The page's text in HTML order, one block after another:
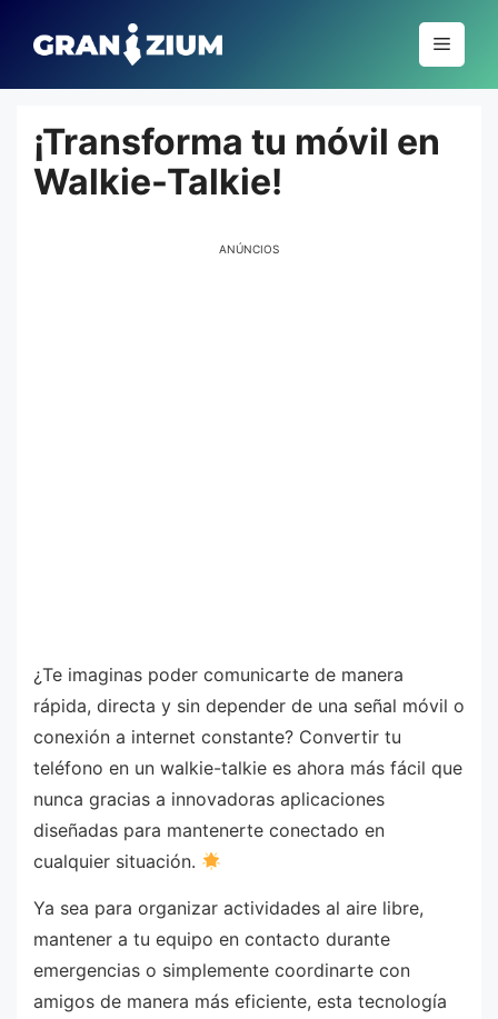
para
conteúdo
Menu
¡Transforma tu móvil en
Walkie-Talkie!
ANÚNCIOS
¿Te imaginas poder comunicarte de manera
rápida, directa y sin depender de una señal móvil o
conexión a internet constante? Convertir tu
teléfono en un walkie-talkie es ahora más fácil que
nunca gracias a innovadoras aplicaciones
diseñadas para mantenerte conectado en
cualquier situación.
Ya sea para organizar actividades al aire libre,
mantener a tu equipo en contacto durante
emergencias o simplemente coordinarte con
amigos de manera más eficiente, esta tecnología